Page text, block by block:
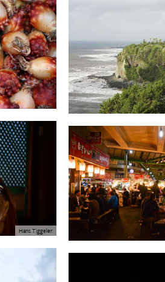
Hans Tiggeler